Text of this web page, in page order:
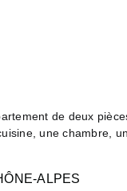
une chambre,
ALPES